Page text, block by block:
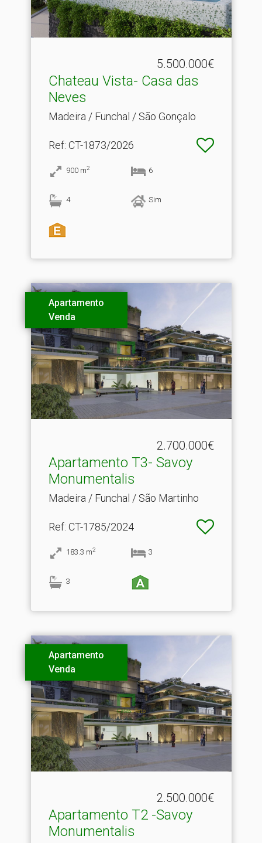
5.500.000€
Chateau Vista- Casa das
Neves
Madeira / Funchal / São Gonçalo
Ref: CT-1873/2026
900 m2 6
4 Sim
Apartamento
Venda
2.700.000€
Apartamento T3- Savoy
Monumentalis
Madeira / Funchal / São Martinho
Ref: CT-1785/2024
183.3 m2 3
3
Apartamento
Venda
2.500.000€
Apartamento T2 -Savoy
Monumentalis